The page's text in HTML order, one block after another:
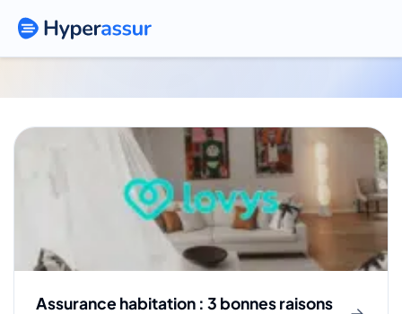
Assureurs Habitation
Assurance habitation : 3 bonnes raisons